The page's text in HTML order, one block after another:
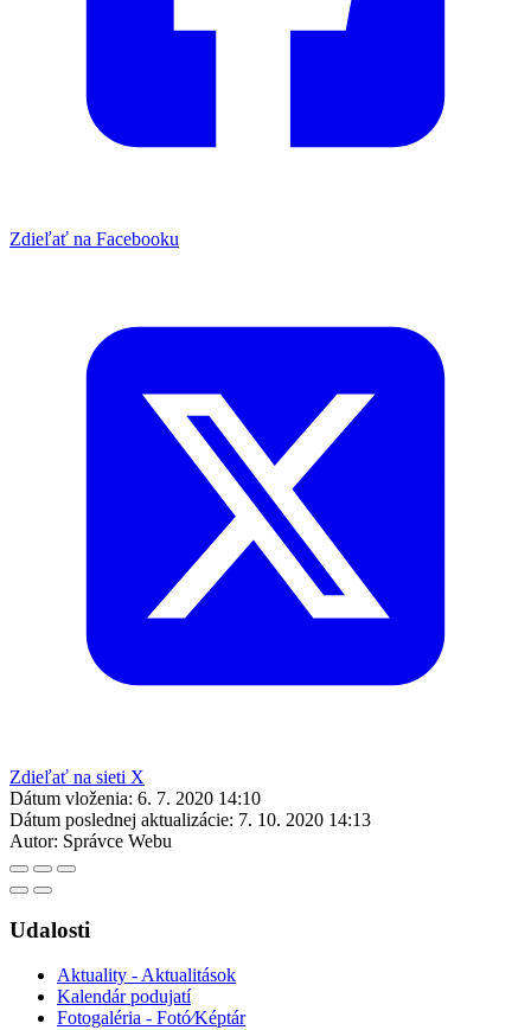
Zdieľať na Facebooku
Zdieľať na sieti X
Dátum vloženia: 6. 7. 2020 14:10
Dátum poslednej aktualizácie: 7. 10. 2020 14:13
Autor: Správce Webu
Udalosti
Aktuality - Aktualitások
Kalendár podujatí
Fotogaléria - Fotó⁄Képtár